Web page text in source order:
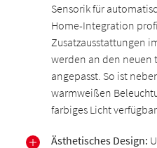
Sensorik für
Home-Integration
Zusatzausstattungen
werden an den neuen
angepasst. So ist
warmweißen
farbiges Licht
Ästhetisches Design: